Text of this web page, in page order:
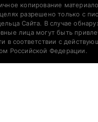
копирование
разрешено только с
Сайта. В случае
лица могут быть
в соответствии с
Российской Федерации.